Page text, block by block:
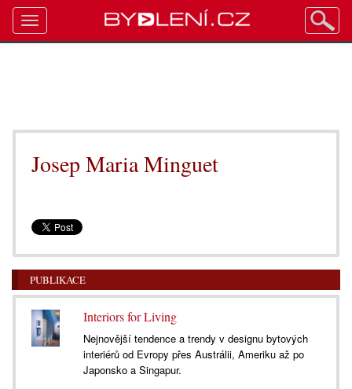
Josep Maria Minguet
PUBLIKACE
Interiors for Living
Nejnovější tendence a trendy v designu bytových
interiérů od Evropy přes Austrálii, Ameriku až po
Japonsko a Singapur.
Toggle
navigation